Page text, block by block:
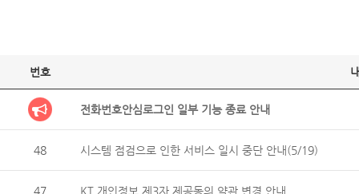
번호
전화번호안심로그인 일부 기능 종료 안내
48 시스템 점검으로 인한 서비스 일시 중단 안내(5/19)
47 KT 개인정보 제3자 제공동의 약관 변경 안내